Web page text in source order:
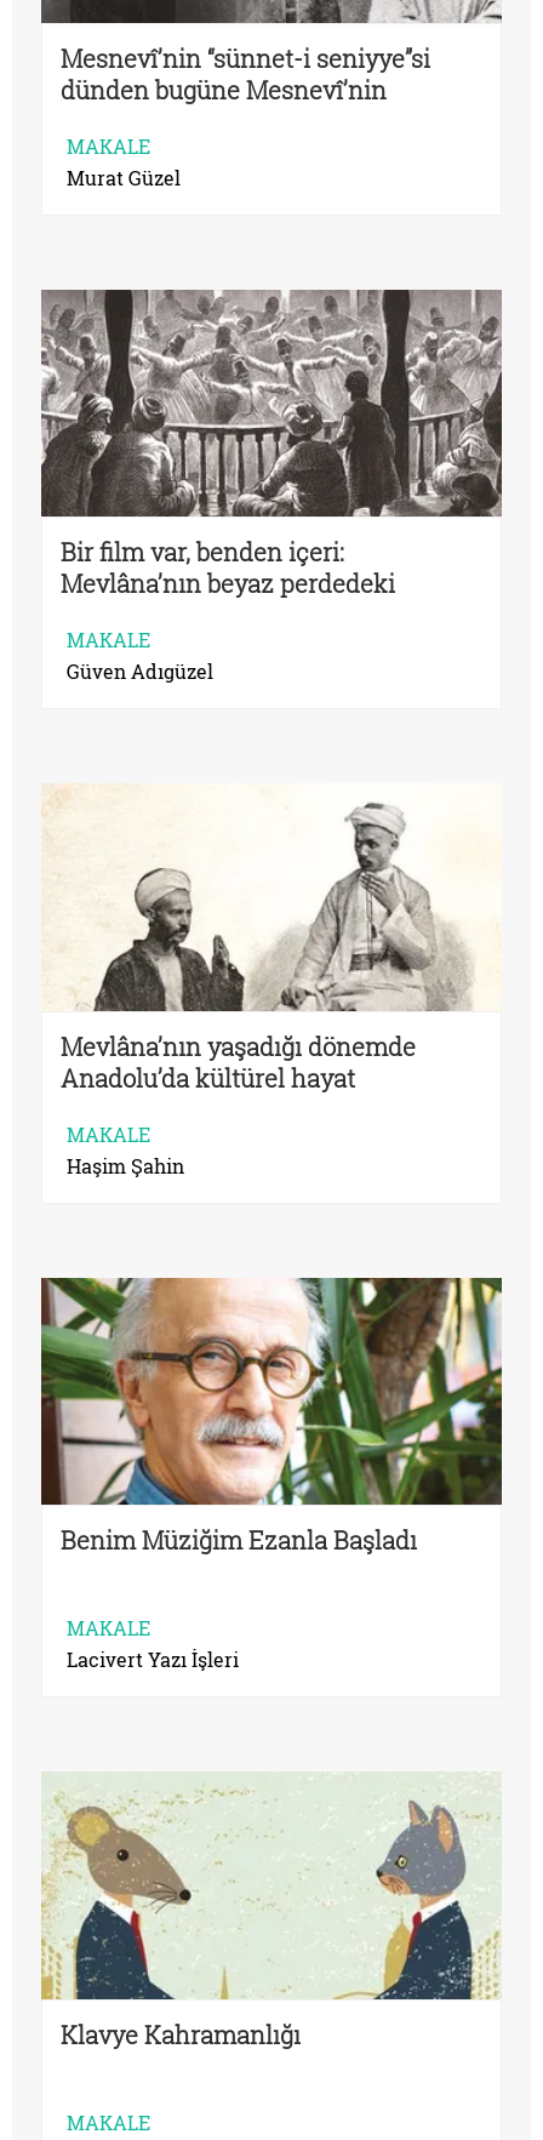
Mesnevî’nin “sünnet-i seniyye”si
dünden bugüne Mesnevî’nin
MAKALE
Murat Güzel
Bir film var, benden içeri:
Mevlâna’nın beyaz perdedeki
MAKALE
Güven Adıgüzel
Mevlâna’nın yaşadığı dönemde
Anadolu’da kültürel hayat
MAKALE
Haşim Şahin
Benim Müziğim Ezanla Başladı
MAKALE
Lacivert Yazı İşleri
Klavye Kahramanlığı
MAKALE